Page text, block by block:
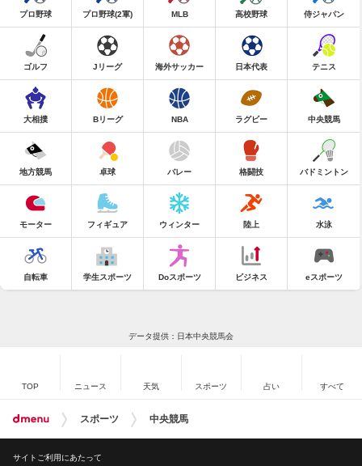
プロ野球 プロ野球(2軍) MLB 高校野球 侍ジャパン
ゴルフ Jリーグ 海外サッカー 日本代表 テニス
大相撲 Bリーグ NBA ラグビー 中央競馬
地方競馬 卓球 バレー 格闘技 バドミントン
モーター フィギュア ウィンター 陸上 水泳
自転車 学生スポーツ Doスポーツ ビジネス eスポーツ
データ提供：日本中央競馬会
TOP ニュース 天気 スポーツ 占い すべて
スポーツ 中央競馬
サイトご利用にあたって